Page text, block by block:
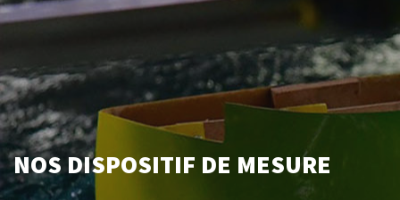
NOS DISPOSITIF DE MESURE